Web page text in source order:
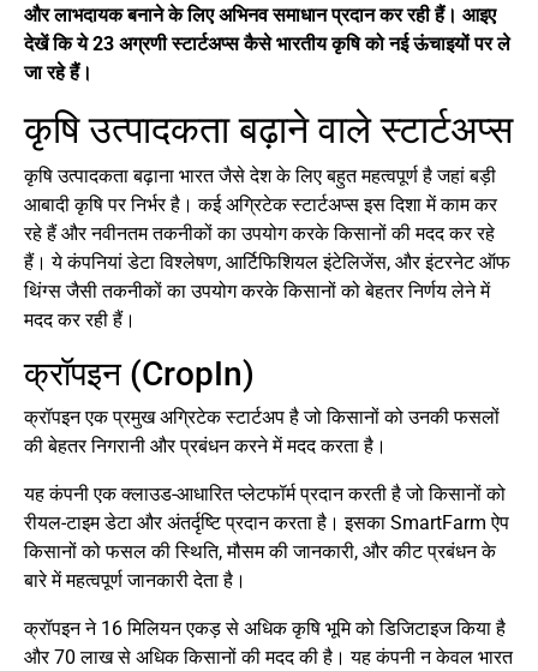
और लाभदायक बनाने के लिए अभिनव समाधान प्रदान कर रही हैं। आइए
देखें कि ये 23 अग्रणी स्टार्टअप्स कैसे भारतीय कृषि को नई ऊंचाइयों पर ले
जा रहे हैं।
कृषि उत्पादकता बढ़ाने वाले स्टार्टअप्स
कृषि उत्पादकता बढ़ाना भारत जैसे देश के लिए बहुत महत्वपूर्ण है जहां बड़ी
आबादी कृषि पर निर्भर है। कई अग्रिटेक स्टार्टअप्स इस दिशा में काम कर
रहे हैं और नवीनतम तकनीकों का उपयोग करके किसानों की मदद कर रहे
हैं। ये कंपनियां डेटा विश्लेषण, आर्टिफिशियल इंटेलिजेंस, और इंटरनेट ऑफ
थिंग्स जैसी तकनीकों का उपयोग करके किसानों को बेहतर निर्णय लेने में
मदद कर रही हैं।
क्रॉपइन (CropIn)
क्रॉपइन एक प्रमुख अग्रिटेक स्टार्टअप है जो किसानों को उनकी फसलों
की बेहतर निगरानी और प्रबंधन करने में मदद करता है।
यह कंपनी एक क्लाउड-आधारित प्लेटफॉर्म प्रदान करती है जो किसानों को
रीयल-टाइम डेटा और अंतर्दृष्टि प्रदान करता है। इसका SmartFarm ऐप
किसानों को फसल की स्थिति, मौसम की जानकारी, और कीट प्रबंधन के
बारे में महत्वपूर्ण जानकारी देता है।
क्रॉपइन ने 16 मिलियन एकड़ से अधिक कृषि भूमि को डिजिटाइज किया है
और 70 लाख से अधिक किसानों की मदद की है। यह कंपनी न केवल भारत